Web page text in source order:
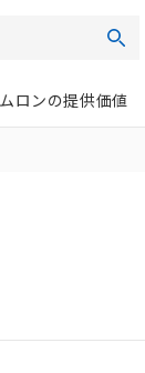
ロンの提供価値